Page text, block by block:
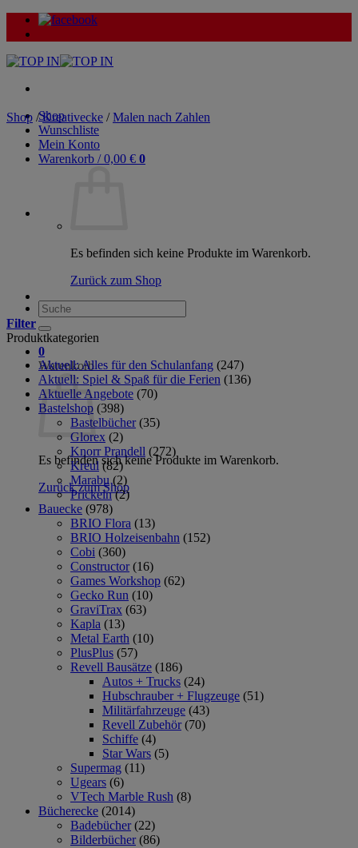
Zum
Inhalt
Shop
Wunschliste
Mein Konto
Warenkorb /0,00 € 0
Es befinden sich keine Produkte im Warenkorb.
Zurück zum Shop
Suche
nach:
0
Warenkorb
Es befinden sich keine Produkte im Warenkorb.
Zurück zum Shop
Shop / Kreativecke / Malen nach Zahlen
Filter
Produktkategorien
Aktuell: Alles für den Schulanfang (247)
Aktuell: Spiel & Spaß für die Ferien (136)
Aktuelle Angebote (70)
Bastelshop (398)
Bastelbücher (35)
Glorex (2)
Knorr Prandell (272)
Kreul (82)
Marabu (2)
Prickeln (2)
Bauecke (978)
BRIO Flora (13)
BRIO Holzeisenbahn (152)
Cobi (360)
Constructor (16)
Games Workshop (62)
Gecko Run (10)
GraviTrax (63)
Kapla (13)
Metal Earth (10)
PlusPlus (57)
Revell Bausätze (186)
Autos + Trucks (24)
Hubschrauber + Flugzeuge (51)
Militärfahrzeuge (43)
Revell Zubehör (70)
Schiffe (4)
Star Wars (5)
Supermag (11)
Ugears (6)
VTech Marble Rush (8)
Bücherecke (2014)
Badebücher (22)
Bilderbücher (86)